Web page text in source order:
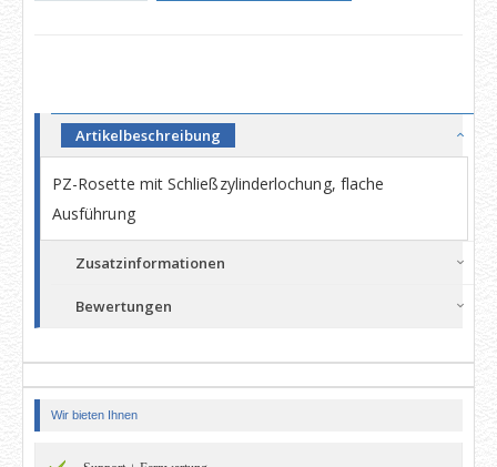
Artikelbeschreibung
PZ-Rosette mit Schließzylinderlochung, flache
Ausführung
Zusatzinformationen
Bewertungen
Wir bieten Ihnen